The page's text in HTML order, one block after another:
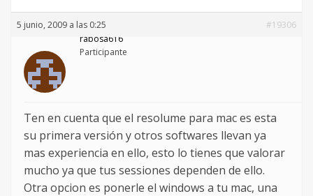
5 junio, 2009 a las 0:25
#19306
rabosa616
Participante
Ten en cuenta que el resolume para mac es esta
su primera versión y otros softwares llevan ya
mas experiencia en ello, esto lo tienes que valorar
mucho ya que tus sessiones dependen de ello.
Otra opcion es ponerle el windows a tu mac, una